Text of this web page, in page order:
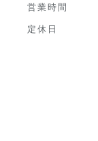
営業時間
定休日